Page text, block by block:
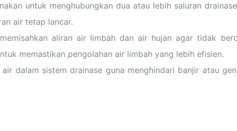
untuk menghubungkan dua atau lebih saluran
air tetap lancar.
aliran air limbah dan air hujan agar tidak
memastikan pengolahan air limbah yang lebih efisien.
dalam sistem drainase guna menghindari banjir atau